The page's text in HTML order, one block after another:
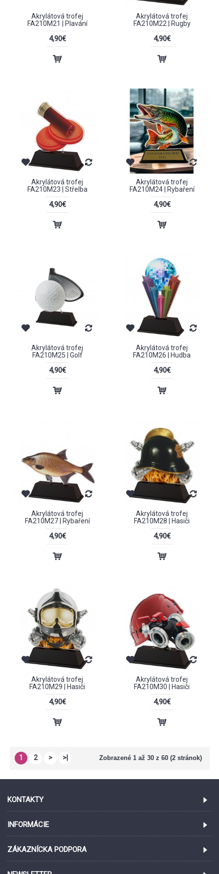
Akrylátová trofej
FA210M21 | Plavání
4,90€
Akrylátová trofej
FA210M22 | Rugby
4,90€
Akrylátová trofej
FA210M23 | Střelba
4,90€
Akrylátová trofej
FA210M24 | Rybaření
4,90€
Akrylátová trofej
FA210M25 | Golf
4,90€
Akrylátová trofej
FA210M26 | Hudba
4,90€
Akrylátová trofej
FA210M27 | Rybaření
4,90€
Akrylátová trofej
FA210M28 | Hasiči
4,90€
Akrylátová trofej
FA210M29 | Hasiči
4,90€
Akrylátová trofej
FA210M30 | Hasiči
4,90€
1 2 > >| Zobrazené 1 až 30 z 60 (2 stránok)
KONTAKTY
INFORMÁCIE
ZÁKAZNÍCKA PODPORA